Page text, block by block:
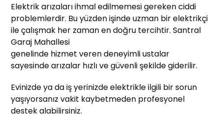
Elektrik arızaları ihmal edilmemesi gereken ciddi
problemlerdir. Bu yüzden işinde uzman bir elektrikçi
ile çalışmak her zaman en doğru tercihtir. Santral
Garaj Mahallesi
genelinde hizmet veren deneyimli ustalar
sayesinde arızalar hızlı ve güvenli şekilde giderilir.
Evinizde ya da iş yerinizde elektrikle ilgili bir sorun
yaşıyorsanız vakit kaybetmeden profesyonel
destek alabilirsiniz.